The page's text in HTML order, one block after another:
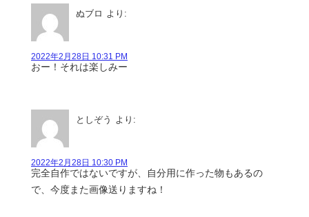
ぬブロ より:
2022年2月28日 10:31 PM
おー！それは楽しみー
としぞう より:
2022年2月28日 10:30 PM
完全自作ではないですが、自分用に作った物もあるの
で、今度また画像送りますね！